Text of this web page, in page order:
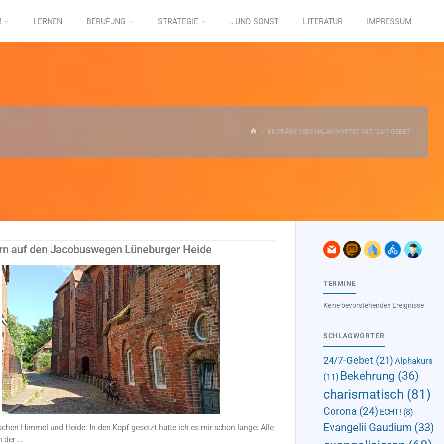
LERNEN BERUFUNG STRATEGIE …UND SONST LITERATUR IMPRESSUM
START
BEITRÄGE VERSCHLAGWORTET MIT "24/7-GEBET"
auf den Jacobuswegen Lüneburger Heide
Himmel und Heide: In den Kopf gesetzt hatte ich es mir schon lange: Alle
der …
TERMINE
Keine bevorstehenden Ereignisse
SCHLAGWÖRTER
24/7-Gebet (21) Alphakurs
(11) Bekehrung (36)
charismatisch (81)
Corona(24) ECHT! (8)
Evangelii Gaudium (33)